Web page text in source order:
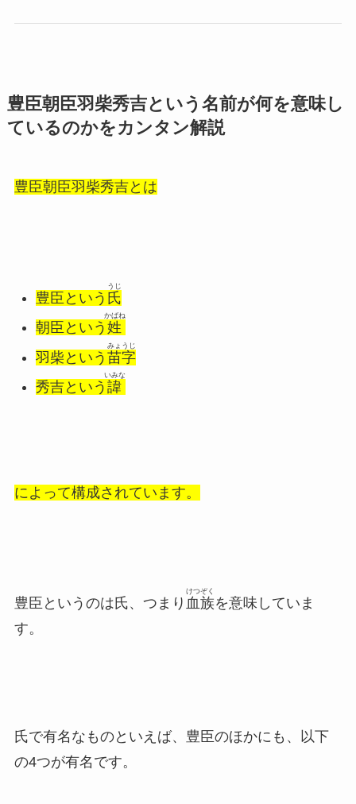
豊臣朝臣羽柴秀吉という名前が何を意味し
ているのかをカンタン解説
豊臣朝臣羽柴秀吉とは
豊臣という 氏
うじ
朝臣という 姓
かばね
羽柴という 苗字
みょうじ
秀吉という 諱
いみな
によって構成されています。
豊臣というのは氏、つまり 血族
けつぞく
を意味していま
す。
氏で有名なものといえば、豊臣のほかにも、以下
の4つが有名です。